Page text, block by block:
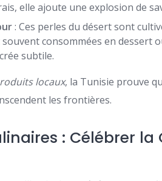
elle ajoute une explosion de
: Ces perles du désert sont
consommées en dessert
subtile.
locaux, la Tunisie prouve
les frontières.
: Célébrer